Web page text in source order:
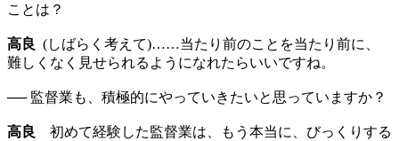
ことは？
高良 (しばらく考えて)……当たり前のことを当たり前に、
難しくなく見せられるようになれたらいいですね。
── 監督業も、積極的にやっていきたいと思っていますか？
高良
初めて経験した監督業は、もう本当に、びっくりする